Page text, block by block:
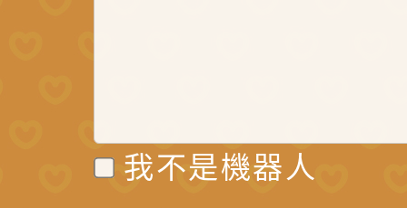
我不是機器人